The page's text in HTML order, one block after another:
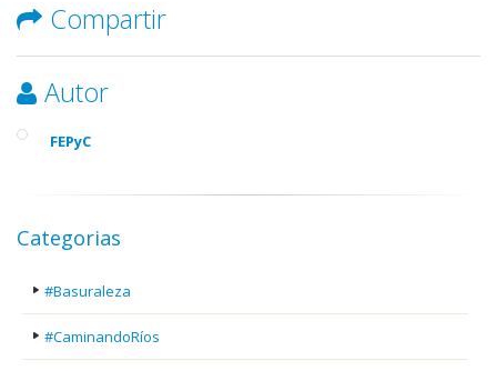
Compartir
Autor
FEPyC
Categorias
#Basuraleza
#CaminandoRíos